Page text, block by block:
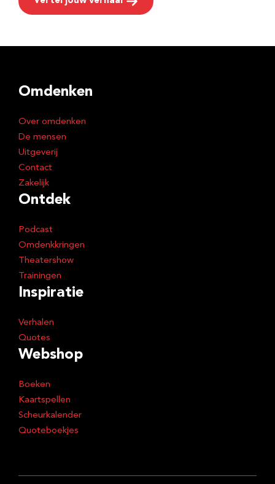
Omdenken
Over omdenken
De mensen
Uitgeverij
Contact
Zakelijk
Ontdek
Podcast
Omdenkkringen
Theatershow
Trainingen
Inspiratie
Verhalen
Quotes
Webshop
Boeken
Kaartspellen
Scheurkalender
Quoteboekjes